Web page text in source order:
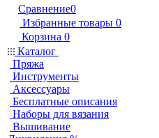
Сравнение0
Избранные товары 0
Корзина 0
Каталог
Пряжа
Инструменты
Аксессуары
Бесплатные описания
Наборы для вязания
Вышивание